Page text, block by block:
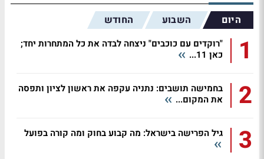
היום השבוע החודש
1
"רוקדים עם כוכבים" ניצחה לבדה את כל המתחרות יחד;
כאן 11...
2
בחמישה תושבים: נתניה עקפה את ראשון לציון ותפסה
את המקום...
3 גיל הפרישה בישראל: מה קבוע בחוק ומה קורה בפועל